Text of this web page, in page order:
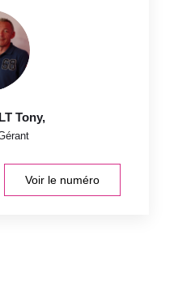
Tony,
Voir le numéro